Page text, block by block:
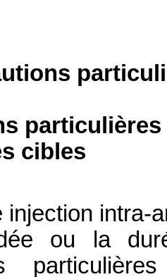
cibles
injection intra-
ou la